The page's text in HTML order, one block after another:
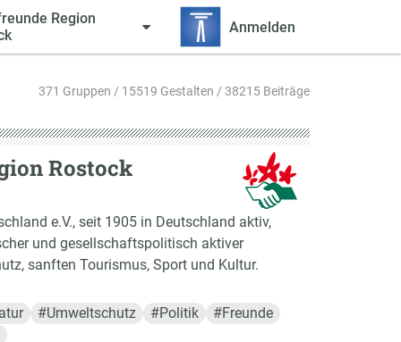
Region
Anmelden
371 Gruppen / 15519 Gestalten / 38215 Beiträge
Rostock
e.V., seit 1905 in Deutschland aktiv,
und gesellschaftspolitisch aktiver
sanften Tourismus, Sport und Kultur.
#Umweltschutz #Politik #Freunde